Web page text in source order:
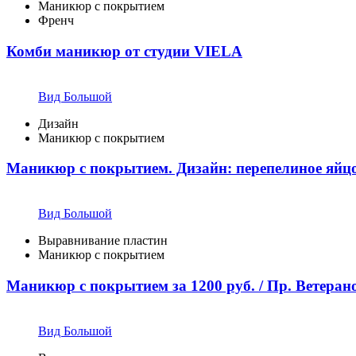
Маникюр с покрытием
Френч
Комби маникюр от студии VIELA
Вид Большой
Дизайн
Маникюр с покрытием
Маникюр с покрытием. Дизайн: перепелиное
Вид Большой
Выравнивание пластин
Маникюр с покрытием
Маникюр с покрытием за 1200 руб. / Пр.
Вид Большой